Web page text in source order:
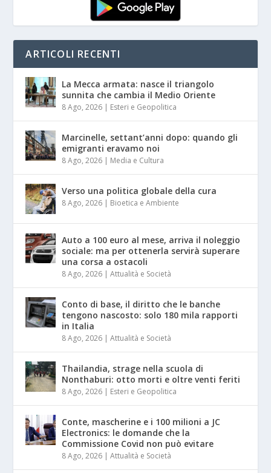
ARTICOLI RECENTI
La Mecca armata: nasce il triangolo
sunnita che cambia il Medio Oriente
8 Ago, 2026 | Esteri e Geopolitica
Marcinelle, settant’anni dopo: quando gli
emigranti eravamo noi
8 Ago, 2026 | Media e Cultura
Verso una politica globale della cura
8 Ago, 2026 | Bioetica e Ambiente
Auto a 100 euro al mese, arriva il noleggio
sociale: ma per ottenerla servirà superare
una corsa a ostacoli
8 Ago, 2026 |Attualità e Società
Conto di base, il diritto che le banche
tengono nascosto: solo 180 mila rapporti
in Italia
8 Ago, 2026 |Attualità e Società
Thailandia, strage nella scuola di
Nonthaburi: otto morti e oltre venti feriti
8 Ago, 2026 | Esteri e Geopolitica
Conte, mascherine e i 100 milioni a JC
Electronics: le domande che la
Commissione Covid non può evitare
8 Ago, 2026 |Attualità e Società